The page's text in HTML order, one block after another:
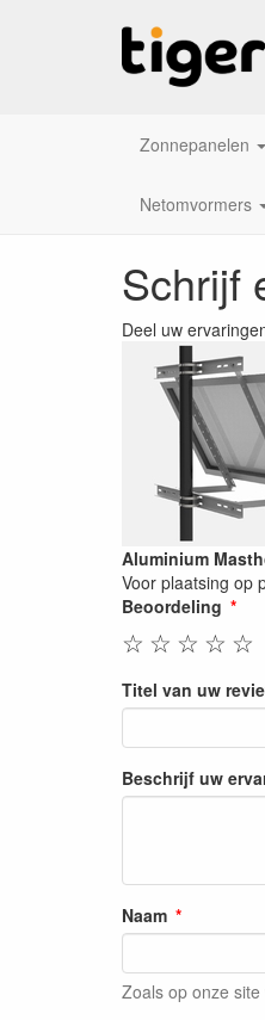
Zonnepanelen
Netomvormers
Schrijf
Deel uw
Aluminium
Voor plaatsing op
Beoordeling
☆
☆
☆
☆
☆
Titel van uw
Beschrijf uw
Naam
Zoals op onze